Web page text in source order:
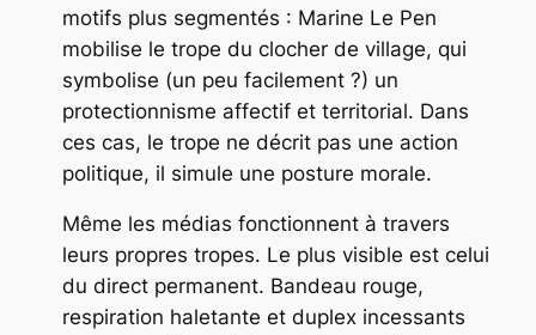
motifs plus segmentés : Marine Le Pen
mobilise le trope du clocher de village, qui
symbolise (un peu facilement ?) un
protectionnisme affectif et territorial. Dans
ces cas, le trope ne décrit pas une action
politique, il simule une posture morale.
Même les médias fonctionnent à travers
leurs propres tropes. Le plus visible est celui
du direct permanent. Bandeau rouge,
respiration haletante et duplex incessants